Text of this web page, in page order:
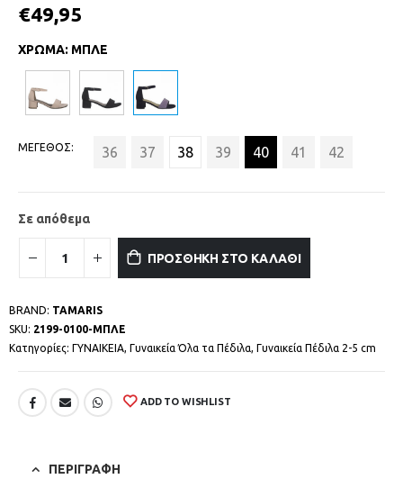
€49,95
ΧΡΩΜΑ: ΜΠΛΕ
ΜΕΓΕΘΟΣ 36 37 38 39 40 41 42
Σε απόθεμα
ΠΡΟΣΘΗΚΗ ΣΤΟ ΚΑΛΑΘΙ
BRAND: TAMARIS
SKU: 2199-0100-ΜΠΛΕ
Κατηγορίες: ΓΥΝΑΙΚΕΙΑ, Γυναικεία Όλα τα Πέδιλα, Γυναικεία Πέδιλα 2-5 cm
ADD TO WISHLIST
ΠΕΡΙΓΡΑΦΗ